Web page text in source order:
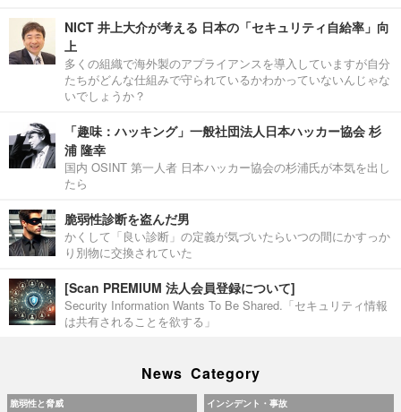
NICT 井上大介が考える 日本の「セキュリティ自給率」向
上
多くの組織で海外製のアプライアンスを導入していますが自分
たちがどんな仕組みで守られているかわかっていないんじゃな
いでしょうか？
「趣味：ハッキング」一般社団法人日本ハッカー協会 杉
浦 隆幸
国内 OSINT 第一人者 日本ハッカー協会の杉浦氏が本気を出し
たら
脆弱性診断を盗んだ男
かくして「良い診断」の定義が気づいたらいつの間にかすっか
り別物に交換されていた
[Scan PREMIUM 法人会員登録について]
Security Information Wants To Be Shared.「セキュリティ情報
は共有されることを欲する」
News Category
脆弱性と脅威 インシデント・事故